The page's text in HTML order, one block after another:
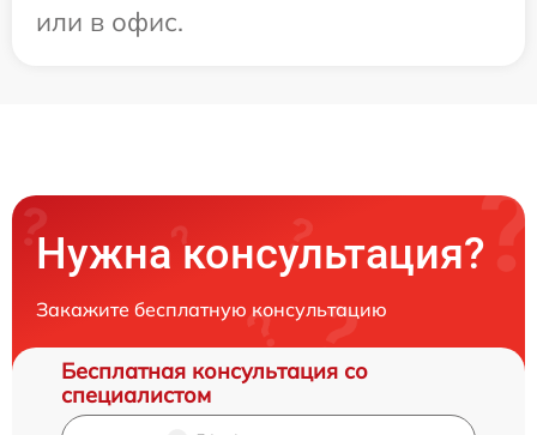
или в офис.
Нужна консультация?
Закажите бесплатную консультацию
Бесплатная консультация со
специалистом